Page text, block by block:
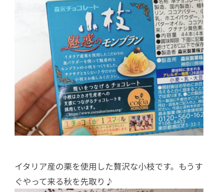
イタリア産の栗を使用した贅沢な小枝です。もうす
ぐやって来る秋を先取り♪